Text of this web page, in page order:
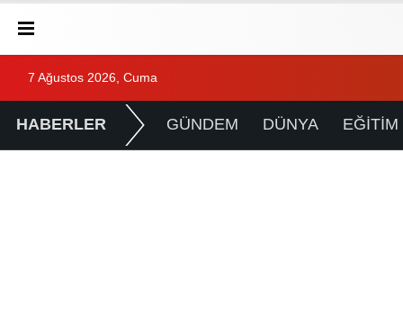
7 Ağustos 2026, Cuma
HABERLER GÜNDEM DÜNYA EĞİTİM